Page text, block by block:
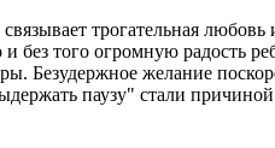
трогательная любовь
без того огромную радость
Безудержное желание
паузу" стали причиной